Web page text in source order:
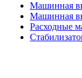
Машинная
Машинная
Расходные